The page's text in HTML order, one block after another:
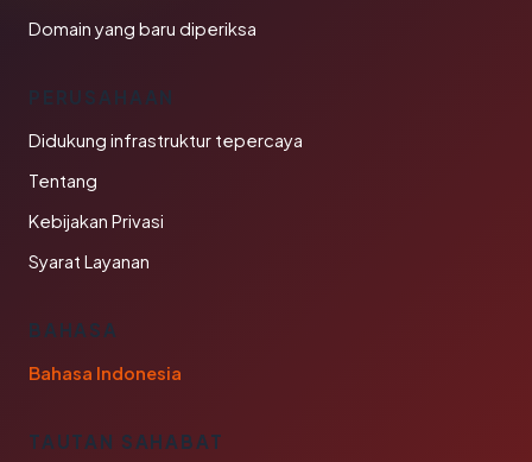
Domain yang baru diperiksa
PERUSAHAAN
Didukung infrastruktur tepercaya
Tentang
Kebijakan Privasi
Syarat Layanan
BAHASA
Bahasa Indonesia
TAUTAN SAHABAT